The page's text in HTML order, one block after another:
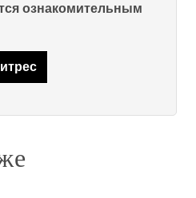
ознакомительным